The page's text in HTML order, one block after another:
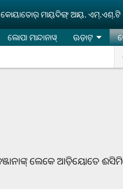
କୋୟାତୋର୍‌ ମାୟ୍‌ଦିଙ୍ଗ୍‌ ଆୟ୍‌. ଏମ୍‌.ଏଶ୍‌.ଟି
ଲୋପା ମାନ୍ଦାନାୱ୍‌ ଊଡ଼ାଟ୍‌
ଲେକେ ଆଡ଼ିୟୋତେ